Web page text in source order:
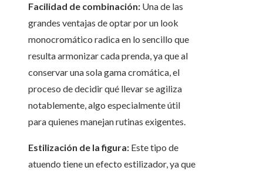
Facilidad de combinación: Una de las
grandes ventajas de optar por un look
monocromático radica en lo sencillo que
resulta armonizar cada prenda, ya que al
conservar una sola gama cromática, el
proceso de decidir qué llevar se agiliza
notablemente, algo especialmente útil
para quienes manejan rutinas exigentes.
Estilización de la figura: Este tipo de
atuendo tiene un efecto estilizador, ya que